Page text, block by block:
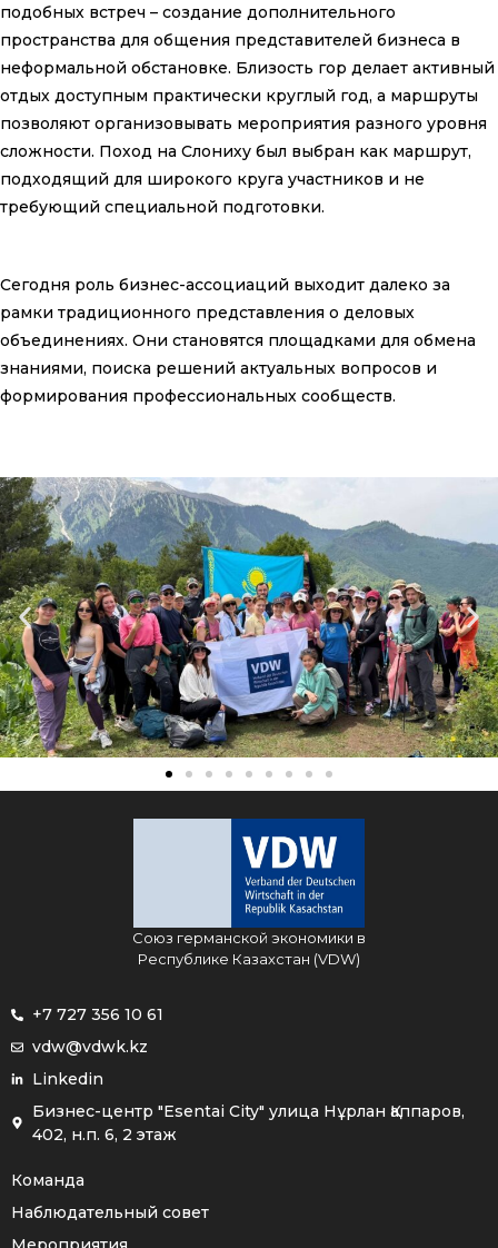
подобных встреч – создание дополнительного
пространства для общения представителей бизнеса в
неформальной обстановке. Близость гор делает активный
отдых доступным практически круглый год, а маршруты
позволяют организовывать мероприятия разного уровня
сложности. Поход на Слониху был выбран как маршрут,
подходящий для широкого круга участников и не
требующий специальной подготовки.
Сегодня роль бизнес-ассоциаций выходит далеко за
рамки традиционного представления о деловых
объединениях. Они становятся площадками для обмена
знаниями, поиска решений актуальных вопросов и
формирования профессиональных сообществ.
Союз германской экономики в
Республике Казахстан (VDW)
+7 727 356 10 61
vdw@vdwk.kz
Linkedin
Бизнес-центр "Esentai City" улица Нұрлан Қаппаров,
402, н.п. 6, 2 этаж
Команда
Наблюдательный совет